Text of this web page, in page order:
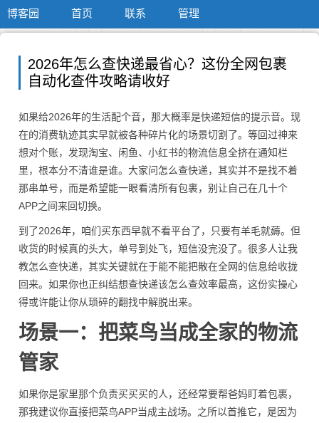
博客园 首页 联系 管理
2026年怎么查快递最省心？这份全网包裹
自动化查件攻略请收好
如果给2026年的生活配个音，那大概率是快递短信的提示音。现
在的消费轨迹其实早就被各种碎片化的场景切割了。等回过神来
想对个账，发现淘宝、闲鱼、小红书的物流信息全挤在通知栏
里，根本分不清谁是谁。大家问怎么查快递，其实并不是找不着
那串单号，而是希望能一眼看清所有包裹，别让自己在几十个
APP之间来回切换。
到了2026年，咱们买东西早就不看平台了，只要有羊毛就薅。但
收货的时候真的头大，单号到处飞，短信没完没了。很多人让我
教怎么查快递，其实关键就在于能不能把散在全网的信息给收拢
回来。如果你也正纠结想查快递该怎么查效率最高，这份实操心
得或许能让你从琐碎的翻找中解脱出来。
场景一：把菜鸟当成全家的物流
管家
如果你是家里那个负责买买买的人，还经常要帮爸妈盯着包裹，
那我建议你直接把菜鸟APP当成主战场。之所以首推它，是因为